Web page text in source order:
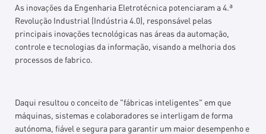
As inovações da Engenharia Eletrotécnica potenciaram a 4.ª
Revolução Industrial (Indústria 4.0), responsável pelas
principais inovações tecnológicas nas áreas da automação,
controle e tecnologias da informação, visando a melhoria dos
processos de fabrico.
Daqui resultou o conceito de "fábricas inteligentes" em que
máquinas, sistemas e colaboradores se interligam de forma
autónoma, fiável e segura para garantir um maior desempenho e